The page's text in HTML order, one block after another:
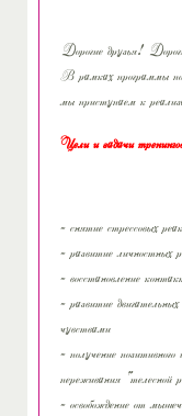
Дорогие друзья!
В рамках программы
мы приступаем к
Цели и задачи
- снятие стрессовых
- развитие личностных
- восстановление
- развитие
чувствами
- получение позитивного
переживания «телесной
- освобождение от